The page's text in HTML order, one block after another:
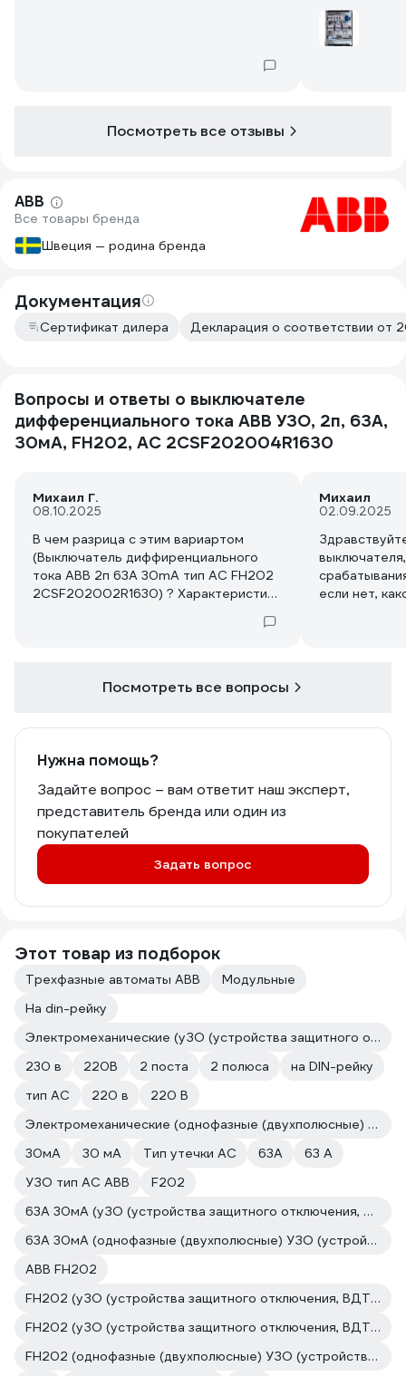
Посмотреть все отзывы
ABB
Все товары бренда
Швеция — родина бренда
Документация
Сертификат дилера Декларация о соответствии от
Вопросы и ответы о выключателе
дифференциального тока ABB УЗО, 2п, 63А,
30мА, FH202, АС 2CSF202004R1630
Михаил Г.
08.10.2025
В чем разрица с этим вариартом
(Выключатель диффиренциального
тока ABB 2п 63A 30mA тип AC FH202
2CSF202002R1630) ? Характеристики
Михаил
02.09.2025
если нет,
Посмотреть все вопросы
Нужна помощь?
Задайте вопрос – вам ответит наш эксперт,
представитель бренда или один из
покупателей
Задать вопрос
Этот товар из подборок
Трехфазные автоматы ABB
Модульные
На din-рейку
Электромеханические (уЗО (устройства защитного отключения, ВДТ, УДТ))
230 в
220В 2 поста 2 полюса
на DIN-рейку
тип AC
220 в
220 В
Электромеханические (однофазные (двухполюсные) УЗО (устройства защитного отключения))
30мА
30 мА Тип утечки АС 63A
63 А
УЗО тип АС ABB
F202
63А 30мА (уЗО (устройства защитного отключения, ВДТ, УДТ))
63А 30мА (однофазные (двухполюсные) УЗО (устройства защитного отключения))
ABB FH202
FH202 (уЗО (устройства защитного отключения, ВДТ, УДТ))
FH202 (уЗО (устройства защитного отключения, ВДТ, УДТ))
FH202 (однофазные (двухполюсные) УЗО (устройства защитного отключения))